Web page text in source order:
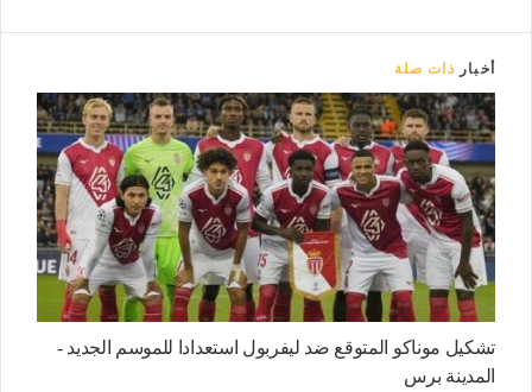
أخبار ذات صلة
تشكيل موناكو المتوقع ضد ليفربول استعدادا للموسم الجديد -
المدينة برس